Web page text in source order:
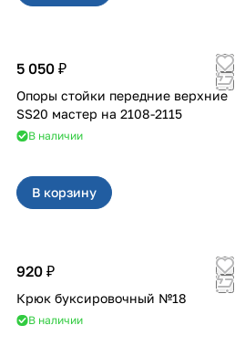
5 050 ₽
Опоры стойки передние верхние
SS20 мастер на 2108-2115
В наличии
В корзину
920 ₽
Крюк буксировочный №18
В наличии